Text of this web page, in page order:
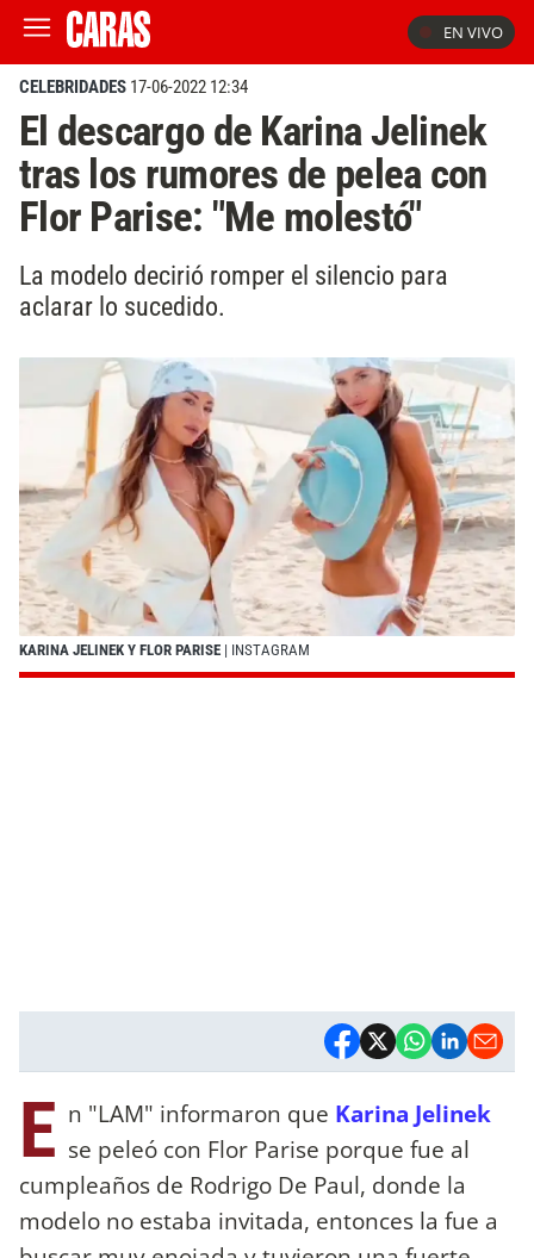
EN VIVO
CELEBRIDADES 17-06-2022 12:34
El descargo de Karina Jelinek
tras los rumores de pelea con
Flor Parise: "Me molestó"
La modelo decirió romper el silencio para
aclarar lo sucedido.
KARINA JELINEK Y FLOR PARISE | INSTAGRAM
E n "LAM" informaron que Karina Jelinek
se peleó con Flor Parise porque fue al
cumpleaños de Rodrigo De Paul, donde la
modelo no estaba invitada, entonces la fue a